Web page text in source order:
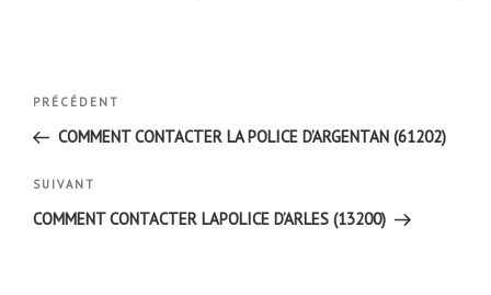
Navigation
l’article
Article
précédent
PRÉCÉDENT
COMMENT CONTACTER LA POLICE D’ARGENTAN (61202)
Article
suivant
SUIVANT
COMMENT CONTACTER LAPOLICE D’ARLES (13200)